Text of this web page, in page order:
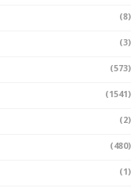
(8)
(3)
(573)
(1541)
(2)
(480)
(1)